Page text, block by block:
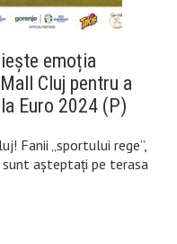
emoția
Cluj pentru a
Euro 2024 (P)
Fanii „sportului rege”,
sunt așteptați pe terasa